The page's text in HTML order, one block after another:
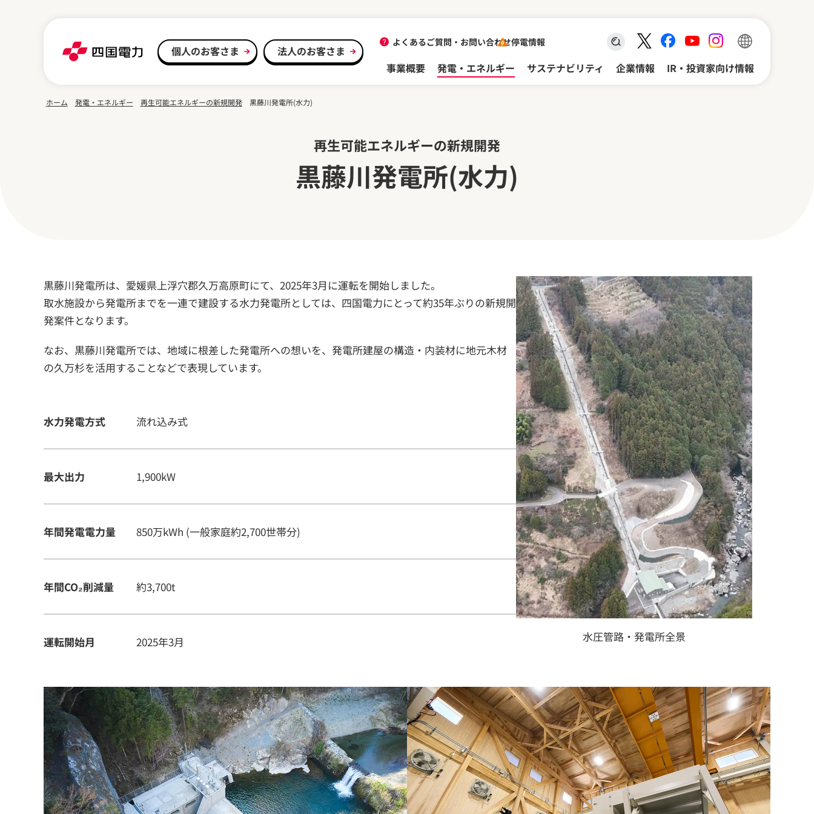
個人のお客さま
法人のお客さま
事業概要
発電・エネルギー サステナビリティ 企業情報 IR・投資家向け情報
よくあるご質問・ お問い合わせ停電情報
検索キーワード入力
ホーム 発電・エネルギー 再生可能エネルギーの新規開発 黒藤川発電所(水力)
再生可能エネルギーの新規開発
黒藤川発電所(水力)
黒藤川発電所は、愛媛県上浮穴郡久万高原町にて、2025年3月に運転を開始しました。
取水施設から発電所までを一連で建設する水力発電所としては、四国電力にとって約35年ぶりの新規開
発案件となります。
なお、黒藤川発電所では、地域に根差した発電所への想いを、発電所建屋の構造・内装材に地元木材
の久万杉を活用することなどで表現しています。
水力発電方式 流れ込み式
最大出力 1,900kW
年間発電電力量 850万kWh (一般家庭約2,700世帯分)
年間CO₂削減量 約3,700t
運転開始月 2025年3月 水圧管路・発電所全景